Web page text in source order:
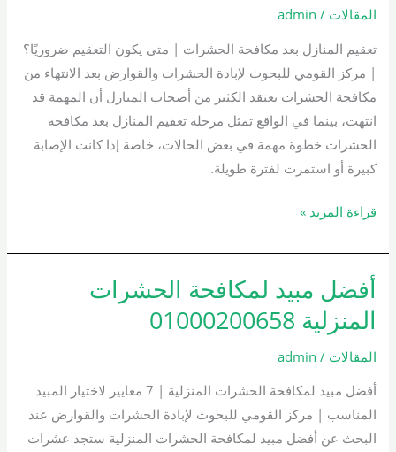
المقالات /
admin
تعقيم المنازل بعد مكافحة الحشرات | متى يكون التعقيم ضروريًا؟
| مركز القومي للبحوث لإبادة الحشرات والقوارض بعد الانتهاء من
مكافحة الحشرات يعتقد الكثير من أصحاب المنازل أن المهمة قد
انتهت، بينما في الواقع تمثل مرحلة تعقيم المنازل بعد مكافحة
الحشرات خطوة مهمة في بعض الحالات، خاصة إذا كانت الإصابة
كبيرة أو استمرت لفترة طويلة.
مكافحة
01000200658
قراءة المزيد »
أفضل مبيد لمكافحة الحشرات
المنزلية 01000200658
المقالات /
admin
أفضل مبيد لمكافحة الحشرات المنزلية | 7 معايير لاختيار المبيد
المناسب | مركز القومي للبحوث لإبادة الحشرات والقوارض عند
البحث عن أفضل مبيد لمكافحة الحشرات المنزلية ستجد عشرات
أفضل
مبيد
لمكافحة
الحشرات
المنزلية
01000200658